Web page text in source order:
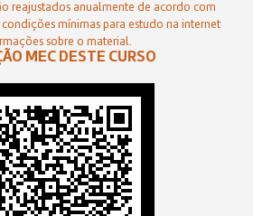
reajustados anualmente de acordo com
mínimas para estudo na internet
sobre o material.
MEC DESTE CURSO